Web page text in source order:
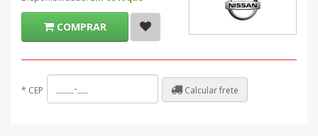
COMPRAR
* CEP Calcular frete